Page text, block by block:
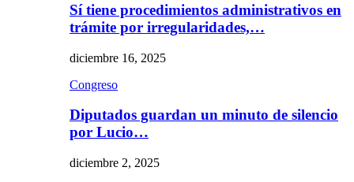
Sí tiene procedimientos administrativos en
trámite por irregularidades,…
diciembre 16, 2025
Congreso
Diputados guardan un minuto de silencio
por Lucio…
diciembre 2, 2025